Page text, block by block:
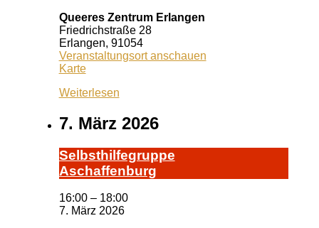
Queeres Zentrum Erlangen
Friedrichstraße 28
Erlangen, 91054
Veranstaltungsort anschauen
KarteQueeres
Erlangen
Weiterlesen
7. März 2026
Selbst­hil­fe­grup­pe
A­schaf­fen­burg
16:00 – 18:00
7. März 2026